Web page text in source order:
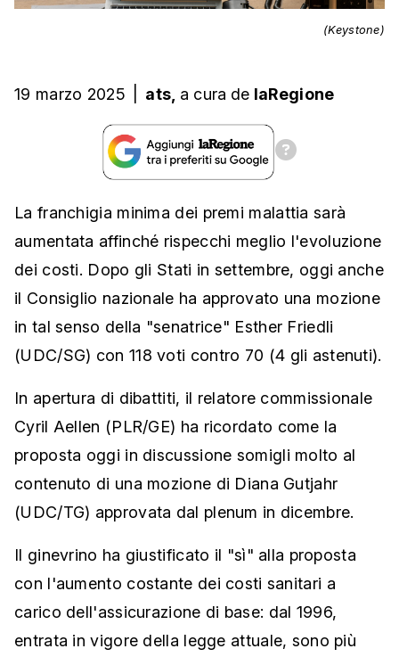
(Keystone)
19 marzo 2025 ats, a cura de laRegione
La franchigia minima dei premi malattia sarà
aumentata affinché rispecchi meglio l'evoluzione
dei costi. Dopo gli Stati in settembre, oggi anche
il Consiglio nazionale ha approvato una mozione
in tal senso della "senatrice" Esther Friedli
(UDC/SG) con 118 voti contro 70 (4 gli astenuti).
In apertura di dibattiti, il relatore commissionale
Cyril Aellen (PLR/GE) ha ricordato come la
proposta oggi in discussione somigli molto al
contenuto di una mozione di Diana Gutjahr
(UDC/TG) approvata dal plenum in dicembre.
Il ginevrino ha giustificato il "sì" alla proposta
con l'aumento costante dei costi sanitari a
carico dell'assicurazione di base: dal 1996,
entrata in vigore della legge attuale, sono più